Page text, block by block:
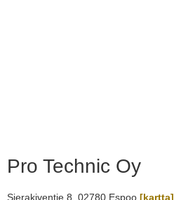
Pro Technic Oy
Sierakiventie 8, 02780 Espoo [kartta]